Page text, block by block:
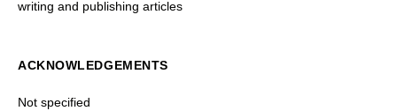
writing and publishing articles
ACKNOWLEDGEMENTS
Not specified